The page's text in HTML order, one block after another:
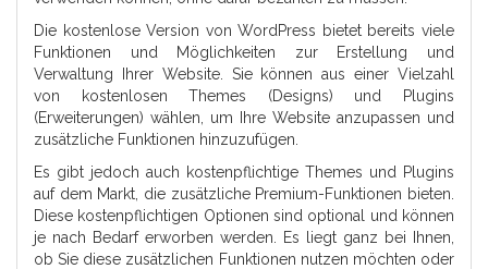
Die kostenlose Version von WordPress bietet bereits viele
Funktionen und Möglichkeiten zur Erstellung und
Verwaltung Ihrer Website. Sie können aus einer Vielzahl
von kostenlosen Themes (Designs) und Plugins
(Erweiterungen) wählen, um Ihre Website anzupassen und
zusätzliche Funktionen hinzuzufügen.
Es gibt jedoch auch kostenpflichtige Themes und Plugins
auf dem Markt, die zusätzliche Premium-Funktionen bieten.
Diese kostenpflichtigen Optionen sind optional und können
je nach Bedarf erworben werden. Es liegt ganz bei Ihnen,
ob Sie diese zusätzlichen Funktionen nutzen möchten oder